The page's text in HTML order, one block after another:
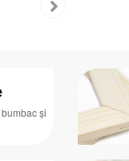
și